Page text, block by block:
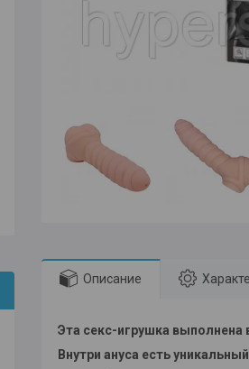
Описание
Эта секс-игрушка
Внутри ануса есть